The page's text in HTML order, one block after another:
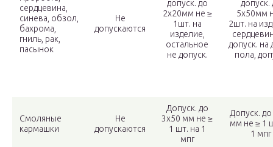
сердцевина,
синева, обзол,
бахрома,
гниль, рак,
пасынок
Не
допускаются
допуск. до
2х20мм не ≥
1шт. на
изделие,
остальное
не допуск.
допуск.
5х50мм
2шт. на
допуск. на
пола,
Смоляные
кармашки
Не
допускаются
Допуск. до
3х50 мм не ≥
1 шт. на 1
мпг
Допуск.
мм не ≥ 1
1 мпг